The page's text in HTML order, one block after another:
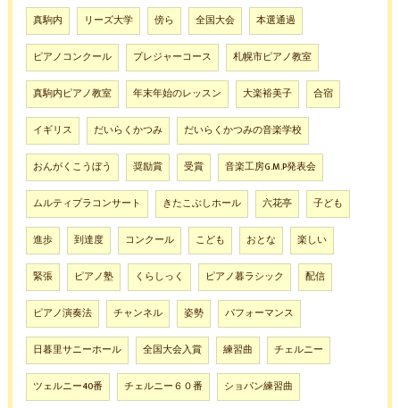
真駒内 リーズ大学 傍ら 全国大会 本選通過
ピアノコンクール プレジャーコース 札幌市ピアノ教室
真駒内ピアノ教室 年末年始のレッスン 大楽裕美子 合宿
イギリス だいらくかつみ だいらくかつみの音楽学校
おんがくこうぼう 奨励賞 受賞 音楽工房G.M.P発表会
ムルティプラコンサート きたこぶしホール 六花亭 子ども
進歩 到達度 コンクール こども おとな 楽しい
緊張 ピアノ塾 くらしっく ピアノ暮ラシック 配信
ピアノ演奏法 チャンネル 姿勢 パフォーマンス
日暮里サニーホール 全国大会入賞 練習曲 チェルニー
ツェルニー40番 チェルニー６０番 ショパン練習曲